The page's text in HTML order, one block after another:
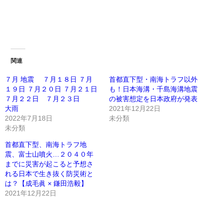
関連
７月 地震 ７月１８日 ７月
１９日 ７月２０日 ７月２１日
７月２２日 ７月２３日
大雨
2022年7月18日
未分類
首都直下型・南海トラフ以外
も！日本海溝・千島海溝地震
の被害想定を日本政府が発表
2021年12月22日
未分類
首都直下型、南海トラフ地
震、富士山噴火…２０４０年
までに災害が起こると予想さ
れる日本で生き抜く防災術と
は？【成毛眞 × 鎌田浩毅】
2021年12月22日